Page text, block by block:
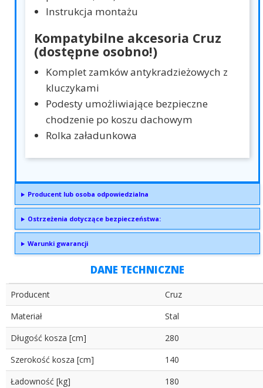
Instrukcja montażu
Kompatybilne akcesoria Cruz
(dostępne osobno!)
Komplet zamków antykradzieżowych z
kluczykami
Podesty umożliwiające bezpieczne
chodzenie po koszu dachowym
Rolka załadunkowa
Producent lub osoba odpowiedzialna
Ostrzeżenia dotyczące bezpieczeństwa:
Warunki gwarancji
DANE TECHNICZNE
Producent
Cruz
Materiał
Stal
Długość kosza [cm]
280
Szerokość kosza [cm]
140
Ładowność [kg]
180